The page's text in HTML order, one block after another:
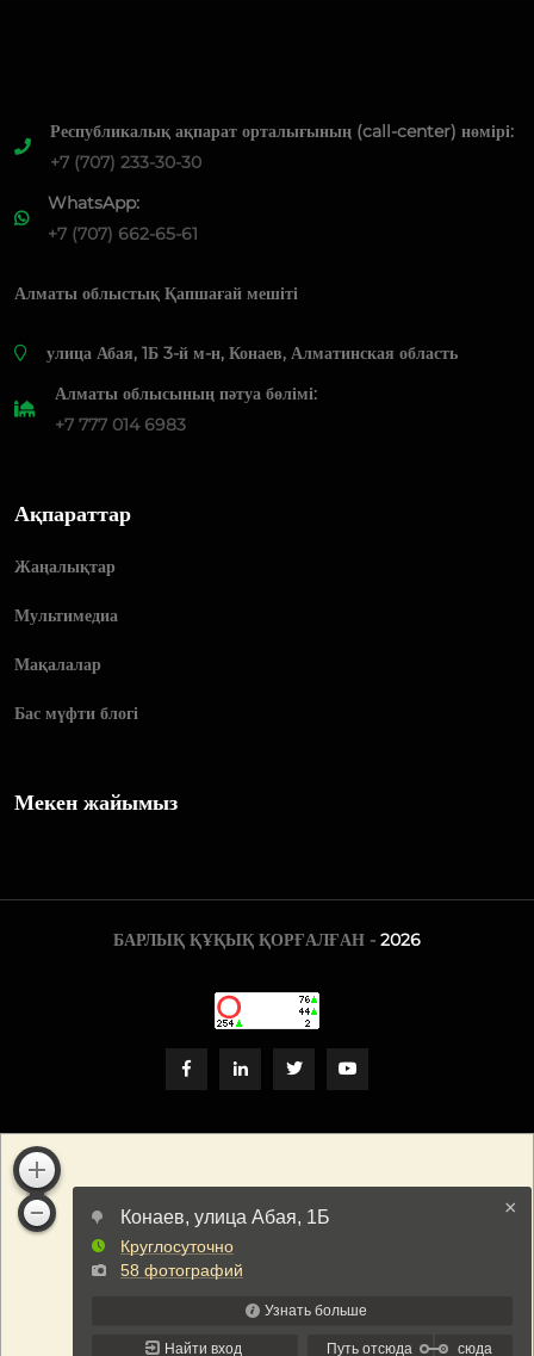
Республикалық ақпарат орталығының (call-center) нөмірі:
+7 (707) 233-30-30
WhatsApp:
+7 (707) 662-65-61
Алматы облыстық Қапшағай мешіті
​улица Абая, 1Б 3-й м-н, Конаев, Алматинская область
Алматы облысының пәтуа бөлімі:
+7 777 014 6983
Ақпараттар
Жаңалықтар
Мультимедиа
Мақалалар
Бас мүфти блогі
Мекен жайымыз
БАРЛЫҚ ҚҰҚЫҚ ҚОРҒАЛҒАН - 2026